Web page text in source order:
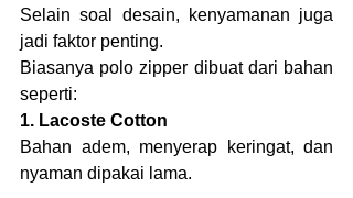
Selain soal desain, kenyamanan juga
jadi faktor penting.
Biasanya polo zipper dibuat dari bahan
seperti:
1. Lacoste Cotton
Bahan adem, menyerap keringat, dan
nyaman dipakai lama.